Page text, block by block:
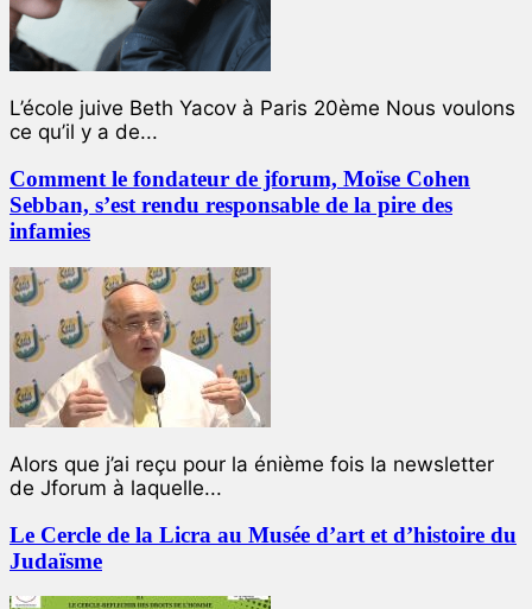
L’école juive Beth Yacov à Paris 20ème Nous voulons
ce qu’il y a de...
Comment le fondateur de jforum, Moïse Cohen
Sebban, s’est rendu responsable de la pire des
infamies
Alors que j’ai reçu pour la énième fois la newsletter
de Jforum à laquelle...
Le Cercle de la Licra au Musée d’art et d’histoire du
Judaïsme